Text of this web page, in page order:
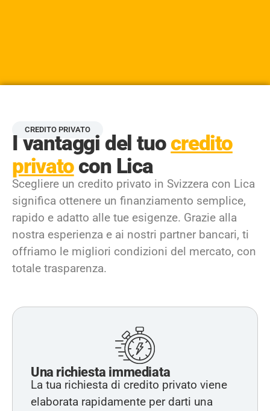
CREDITO PRIVATO
I vantaggi del tuocredito
privatocon Lica
Scegliere un credito privato in Svizzera con Lica
significa ottenere un finanziamento semplice,
rapido e adatto alle tue esigenze. Grazie alla
nostra esperienza e ai nostri partner bancari, ti
offriamo le migliori condizioni del mercato, con
totale trasparenza.
Una richiesta immediata
La tua richiesta di credito privato viene
elaborata rapidamente per darti una